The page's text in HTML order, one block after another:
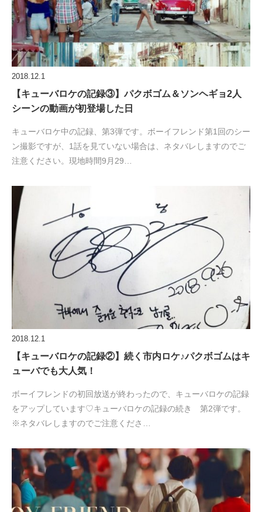
2018.12.1
【キューバロケの記録③】パクボゴム＆ソンヘギョ2人
シーンの動画が初登場した日
キューバロケ中の記録、第3弾です。ボーイフレンド第1回のシー
ン撮影ですが、1話を見ていない場合は、ネタバレしますのでご
注意ください。現地時間9月29…
2018.12.1
【キューバロケの記録②】続く市内ロケ♪パクボゴムはキ
ューバでも大人気！
ボーイフレンドの初回放送が終わったので、キューバロケの記録
をアップしています♡キューバロケの記録の続き 第2弾です。
※ネタバレしますのでご注意くださ…